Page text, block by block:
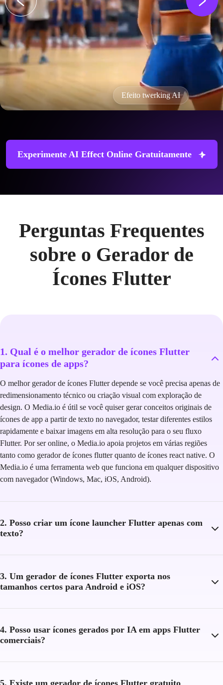
Efeito twerking AI
Experimente AI Effect Online Gratuitamente
Perguntas Frequentes
sobre o Gerador de
Ícones Flutter
1. Qual é o melhor gerador de ícones Flutter
para ícones de apps?
O melhor gerador de ícones Flutter depende se você precisa apenas de
redimensionamento técnico ou criação visual com exploração de
design. O Media.io é útil se você quiser gerar conceitos originais de
ícones de app a partir de texto no navegador, testar diferentes estilos
rapidamente e baixar imagens em alta resolução para o seu fluxo
Flutter. Por ser online, o Media.io apoia projetos em várias regiões
tanto como gerador de ícones flutter quanto de ícones react native. O
Media.io é uma ferramenta web que funciona em qualquer dispositivo
com navegador (Windows, Mac, iOS, Android).
2. Posso criar um ícone launcher Flutter apenas com
texto?
3. Um gerador de ícones Flutter exporta nos
tamanhos certos para Android e iOS?
4. Posso usar ícones gerados por IA em apps Flutter
comerciais?
5. Existe um gerador de ícones Flutter gratuito